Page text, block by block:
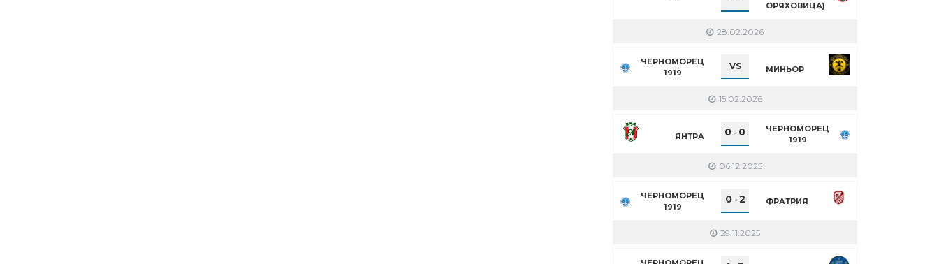
ОРЯХОВИЦА)
28.02.2026
ЧЕРНОМОРЕЦ
1919
VS МИНЬОР
15.02.2026
ЯНТРА 0 - 0
ЧЕРНОМОРЕЦ
1919
06.12.2025
ЧЕРНОМОРЕЦ
1919
0- 2 ФРАТРИЯ
29.11.2025